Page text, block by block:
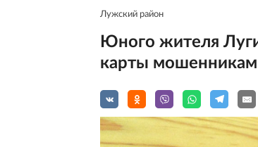
Лужский район
Юного жителя
карты мошенникам